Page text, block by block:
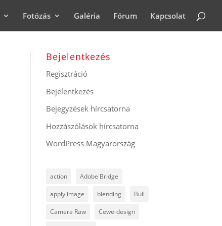
Fotózás Galéria Fórum Kapcsolat
Bejelentkezés
Regisztráció
Bejelentkezés
Bejegyzések hírcsatorna
Hozzászólások hírcsatorna
WordPress Magyarország
action Adobe Bridge
apply image blending Buli
Camera Raw Cewe-design